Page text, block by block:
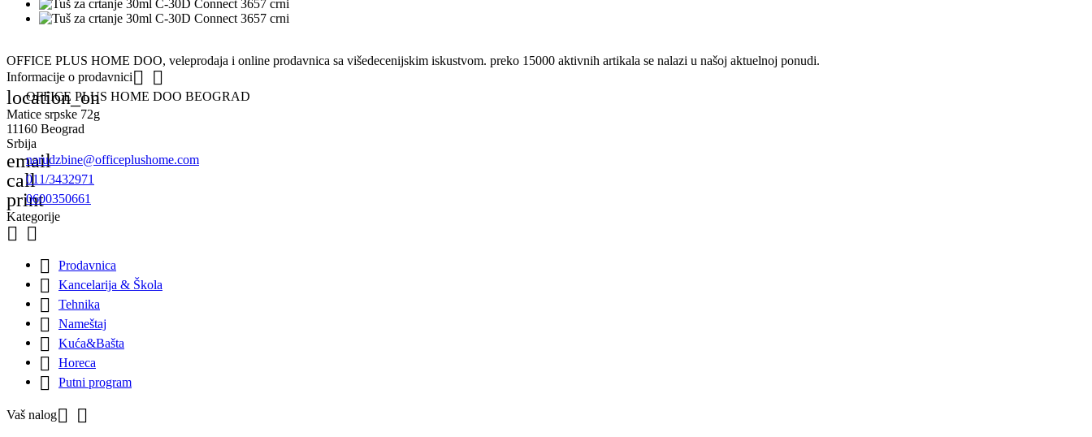
OFFICE PLUS HOME DOO, veleprodaja i online prodavnica sa višedecenijskim iskustvom. preko 15000 aktivnih artikala se nalazi u našoj aktuelnoj ponudi.
Informacije o prodavnici 
location_on
OFFICE PLUS HOME DOO BEOGRAD
Matice srpske 72g
11160 Beograd
Srbija
email
narudzbine@officeplushome.com
call011/3432971
print0600350661
Kategorije
 

Prodavnica
 Kancelarija & Škola
 Tehnika
 Nameštaj
 Kuća&Bašta
 Horeca
 Putni program
Vaš nalog 